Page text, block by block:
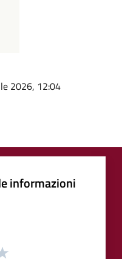
2026, 12:04
informazioni